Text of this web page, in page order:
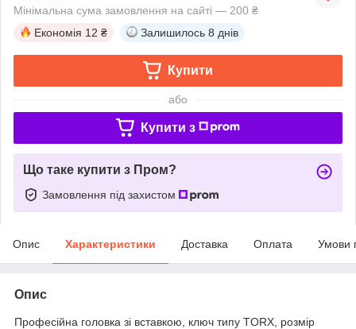
Мінімальна сума замовлення на сайті — 200 ₴
Економія 12 ₴ Залишилось 8 днів
Купити
або
Купити з
Що таке купити з Пром?
Замовлення під захистом
Опис Характеристики Доставка Оплата Умови
Опис
Професійна головка зі вставкою, ключ типу TORX, розмір